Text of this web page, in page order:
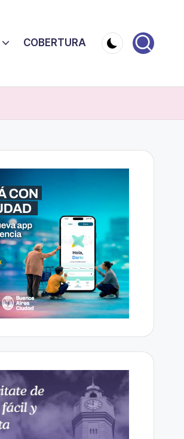
COBERTURA